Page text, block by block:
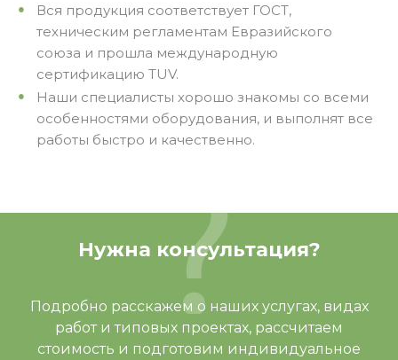
Вся продукция соответствует ГОСТ,
техническим регламентам Евразийского
союза и прошла международную
сертификацию TUV.
Наши специалисты хорошо знакомы со всеми
особенностями оборудования, и выполнят все
работы быстро и качественно.
Нужна консультация?
Подробно расскажем о наших услугах, видах
работ и типовых проектах, рассчитаем
стоимость и подготовим индивидуальное